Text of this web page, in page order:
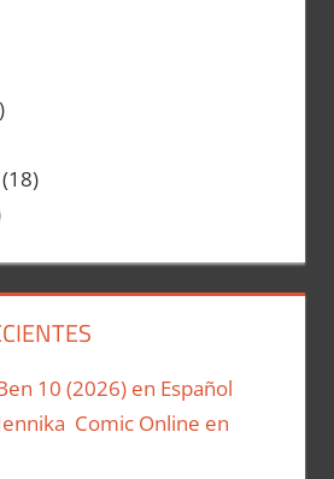
10 (2026) en Español
Comic Online en